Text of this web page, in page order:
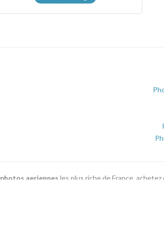
photos aeriennes les plus riche de France, achetez